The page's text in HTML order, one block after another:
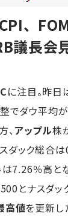
、
議長会
に注目。昨
でダウ平均
、 アップル株
ダック総合
は7.26％高と
とナスダ
高値を更新し